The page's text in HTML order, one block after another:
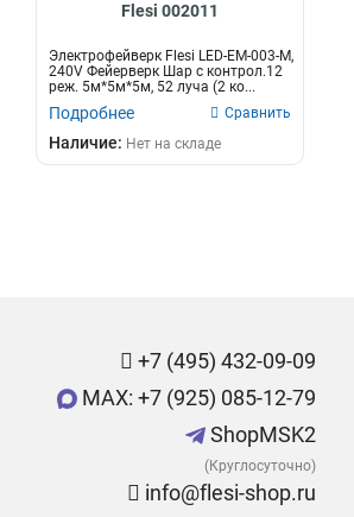
Flesi 002011
Электрофейверк Flesi LED-EM-003-М,
240V Фейерверк Шар с контрол.12
реж. 5м*5м*5м, 52 луча (2 ко...
Подробнее Сравнить
Наличие: Нет на складе
+7 (495) 432-09-09
MAX: +7 (925) 085-12-79
ShopMSK2
(Круглосуточно)
info@flesi-shop.ru